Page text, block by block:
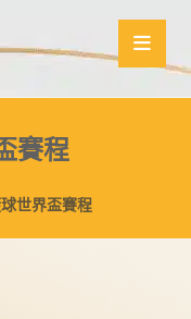
賽程
世界盃賽程